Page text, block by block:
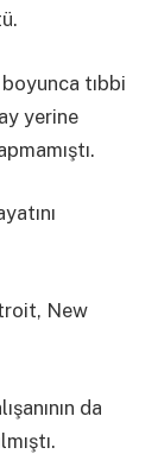
tıbbi
yerine
New
da